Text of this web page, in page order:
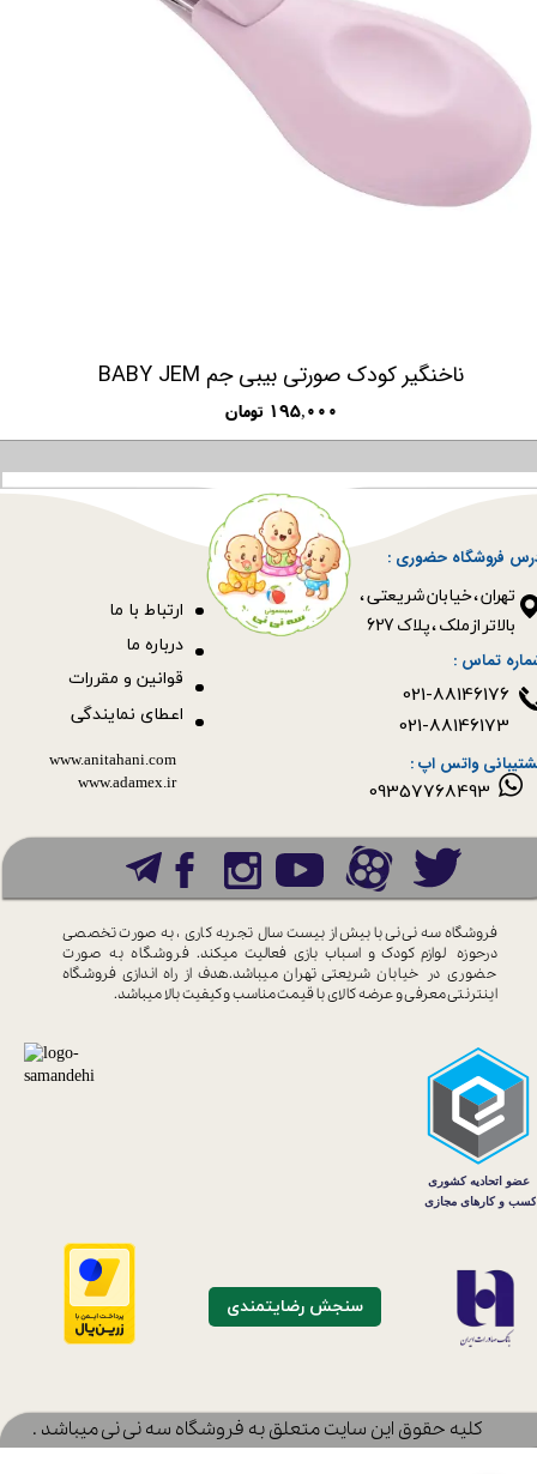
ناخنگیر کودک صورتی بیبی جم BABY JEM
۱۹۵,۰۰۰ تومان
فروشگاه حضوری :
​​​​​​​تهران ، خیابان شریعتی ،
بالاتر از ملک ، پلاک 627​​​​​​​
قوانین و مقررات
ارتباط با ما
09357768493
درباره ما
اعطای نمایندگی
www.anitahani.com
www.ada​​​​​​​mex.ir
فروشگاه سه نی نی با بیش از بیست سال تجربه کاری ، به صورت تخصصی
درحوزه لوازم کودک و اسباب بازی فعالیت میکند. فروشگاه به صورت
حضوری در خیابان شریعتی تهران میباشد.هدف از راه اندازی فروشگاه
اینترنتی معرفی و عرضه کالای باقیمت مناسب و کیفیت بالا میباشد.
تماس :
واتس اپ :
سنجش رضایتمندی
​کلیه حقوق این سایت متعلق به فروشگاه سه نی نی میباشد .